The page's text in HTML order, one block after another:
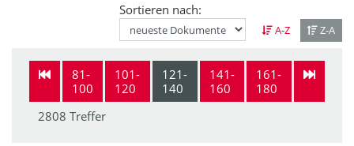
Sortieren nach:
A-Z Z-A
81-
100
101-
120
121-
140
141-
160
161-
180
2808 Treffer